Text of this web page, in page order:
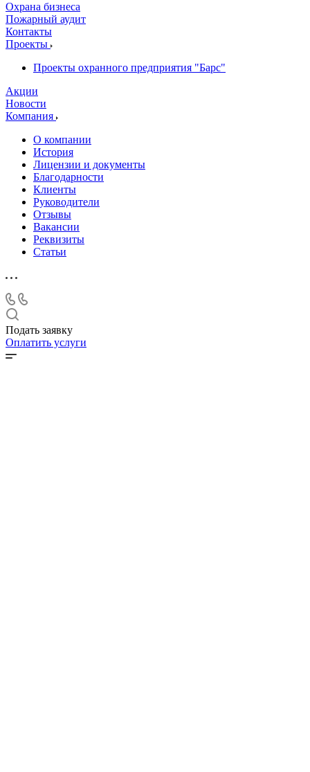
Охрана бизнеса
Пожарный аудит
Контакты
Проекты
Проекты охранного предприятия "Барс"
Акции
Новости
Компания
О компании
История
Лицензии и документы
Благодарности
Клиенты
Руководители
Отзывы
Вакансии
Реквизиты
Статьи
Подать заявку
Оплатить услуги